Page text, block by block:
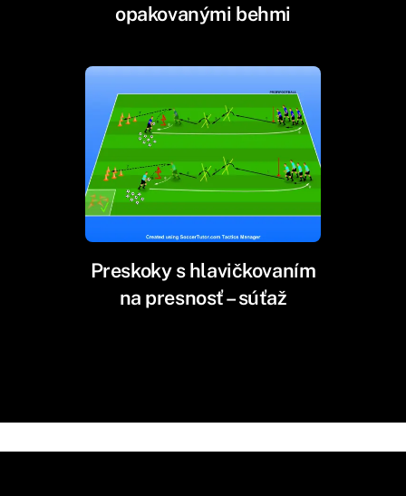
opakovanými behmi
Preskoky s hlavičkovaním
na presnosť – súťaž